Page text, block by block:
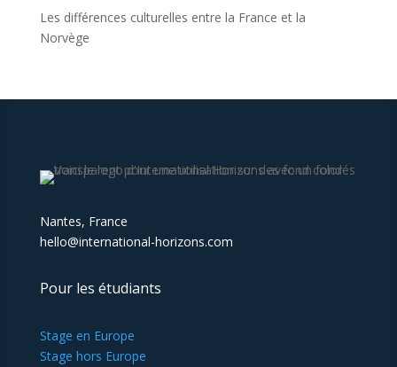
Les différences culturelles entre la France et la
Norvège
Nantes, France
hello@international-horizons.com
Pour les étudiants
Stage en Europe
Stage hors Europe